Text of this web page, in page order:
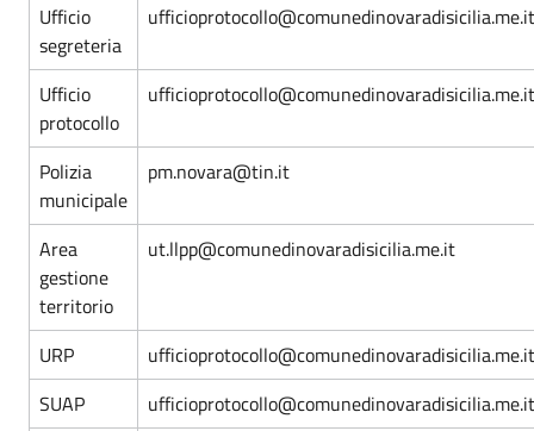
Ufficio
segreteria
ufficioprotocollo@comunedinovaradisicilia.me.it
Ufficio
protocollo
ufficioprotocollo@comunedinovaradisicilia.me.it
Polizia
municipale
pm.novara@tin.it
Area
gestione
territorio
ut.llpp@comunedinovaradisicilia.me.it
URP
ufficioprotocollo@comunedinovaradisicilia.me.it
SUAP
ufficioprotocollo@comunedinovaradisicilia.me.it